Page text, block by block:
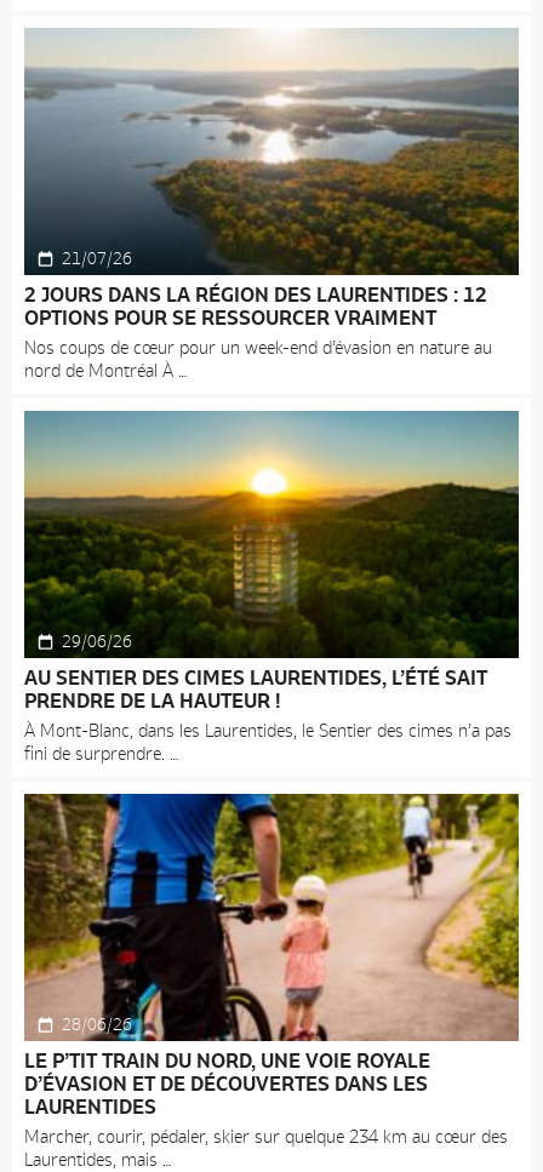
21/07/26
2 JOURS DANS LA RÉGION DES LAURENTIDES : 12
OPTIONS POUR SE RESSOURCER VRAIMENT
Nos coups de cœur pour un week-end d’évasion en nature au
nord de Montréal À
29/06/26
AU SENTIER DES CIMES LAURENTIDES, L’ÉTÉ SAIT
PRENDRE DE LA HAUTEUR !
À Mont-Blanc, dans les Laurentides, le Sentier des cimes n’a pas
fini de surprendre.
28/06/26
LE P’TIT TRAIN DU NORD, UNE VOIE ROYALE
D’ÉVASION ET DE DÉCOUVERTES DANS LES
LAURENTIDES
Marcher, courir, pédaler, skier sur quelque 234 km au cœur des
Laurentides, mais